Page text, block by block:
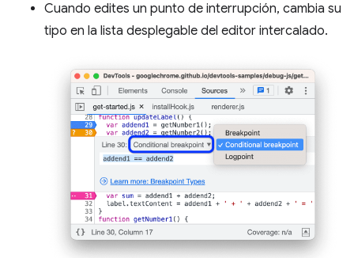
Cuando edites un punto de interrupción, cambia su
tipo en la lista desplegable del editor intercalado.